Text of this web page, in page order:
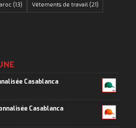
(13) Vêtements de travail(21)
Casablanca
Casablanca